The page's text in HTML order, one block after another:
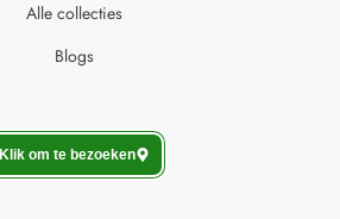
Alle collecties
Blogs
Klik om te bezoeken